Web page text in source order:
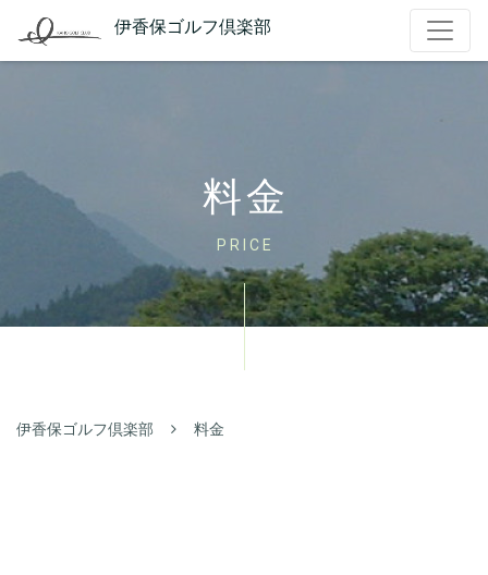
伊香保ゴルフ倶楽部
料金
PRICE
伊香保ゴルフ倶楽部 料金